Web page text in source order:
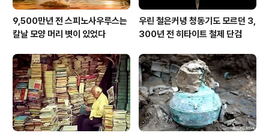
9,500만년 전 스피노사우루스는
칼날 모양 머리 볏이 있었다
우린 철은커녕 청동기도 모르던 3,
300년 전 히타이트 철제 단검